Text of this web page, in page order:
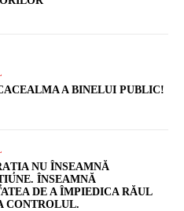
A BINELUI PUBLIC!
NU ÎNSEAMNĂ
ÎNSEAMNĂ
DE A ÎMPIEDICA RĂUL
CONTROLUL.